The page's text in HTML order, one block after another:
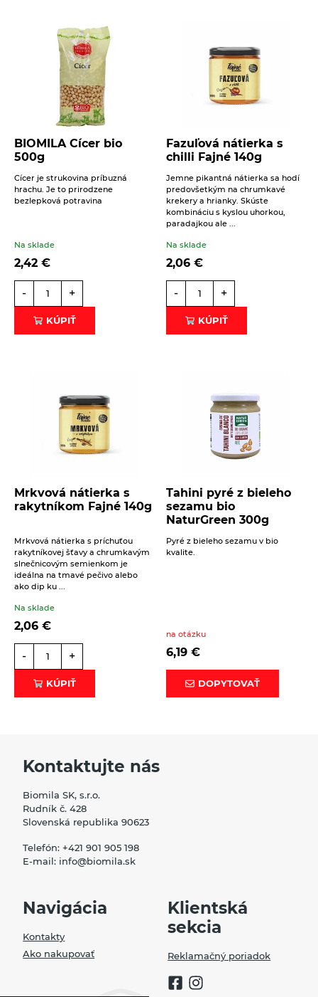
Váš telefón
Beriem na vedomie spracovanie osobných údajov .
BIOMILA Cícer bio
500g
Cícer je strukovina príbuzná
hrachu. Je to prirodzene
bezlepková potravina
Na sklade
2,42 €
- +
KÚPIŤ
Fazuľová nátierka s
chilli Fajné 140g
Jemne pikantná nátierka sa hodí
predovšetkým na chrumkavé
krekery a hrianky. Skúste
kombináciu s kyslou uhorkou,
paradajkou ale ...
Na sklade
2,06 €
- +
KÚPIŤ
Mrkvová nátierka s
rakytníkom Fajné 140g
Mrkvová nátierka s príchuťou
rakytníkovej šťavy a chrumkavým
slnečnicovým semienkom je
ideálna na tmavé pečivo alebo
ako dip ku ...
Na sklade
2,06 €
- +
KÚPIŤ
Tahini pyré z bieleho
sezamu bio
NaturGreen 300g
Pyré z bieleho sezamu v bio
kvalite.
na otázku
6,19 €
DOPYTOVAŤ
Kontaktujte nás
Biomila SK, s.r.o.
Rudník č. 428
Slovenská republika 90623
Telefón: +421 901 905 198
E-mail: info@biomila.sk
Navigácia
Kontakty
Ako nakupovať
Klientská
sekcia
Reklamačný poriadok